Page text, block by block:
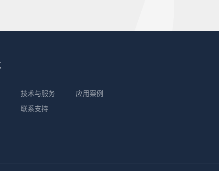
技术与服务
应用案例
联系支持